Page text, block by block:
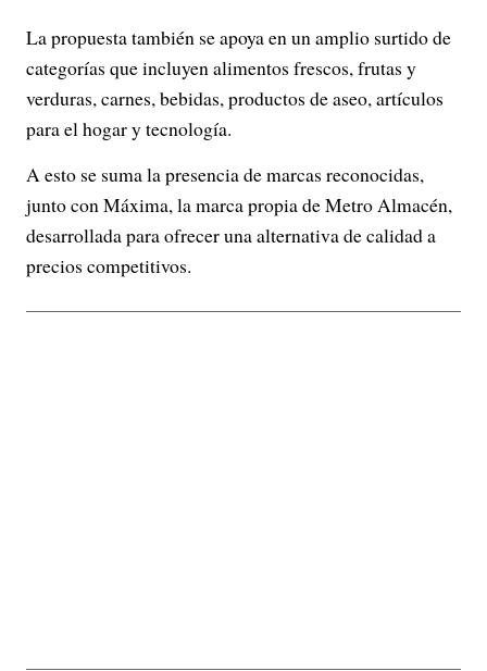
La propuesta también se apoya en un amplio surtido de
categorías que incluyen alimentos frescos, frutas y
verduras, carnes, bebidas, productos de aseo, artículos
para el hogar y tecnología.
A esto se suma la presencia de marcas reconocidas,
junto con Máxima, la marca propia de Metro Almacén,
desarrollada para ofrecer una alternativa de calidad a
precios competitivos.